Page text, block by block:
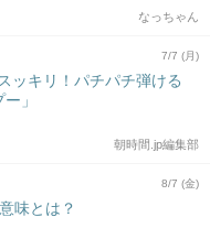
なっちゃん
7/7 (月)
ッキリ！パチパチ弾ける
」
朝時間.jp編集部
8/7 (金)
味とは？